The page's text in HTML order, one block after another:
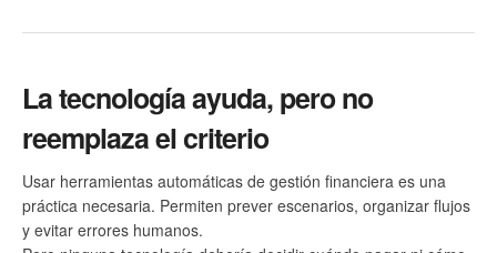
La tecnología ayuda, pero no
reemplaza el criterio
Usar herramientas automáticas de gestión financiera es una
práctica necesaria. Permiten prever escenarios, organizar flujos
y evitar errores humanos.